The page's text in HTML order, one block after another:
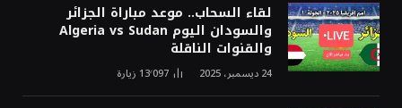
لقاء السحاب.. موعد مباراة الجزائر
والسودان اليوم Algeria vs Sudan
والقنوات الناقلة
24 ديسمبر، 2025 13٬097 زيارة